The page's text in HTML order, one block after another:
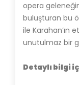
opera
buluşturan bu
ile Karahan’ın
unutulmaz bir
Detaylı bilgi